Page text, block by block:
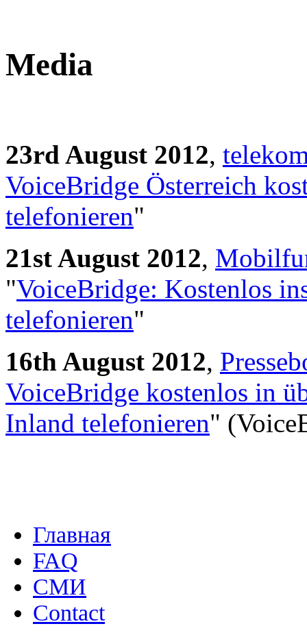
Media
23rd August 2012,
VoiceBridge Österreich
telefonieren"
21st August 2012,
"VoiceBridge: Kostenlos
telefonieren"
16th August 2012,
VoiceBridge kostenlos in
Inland telefonieren"
Главная
FAQ
СМИ
Contact